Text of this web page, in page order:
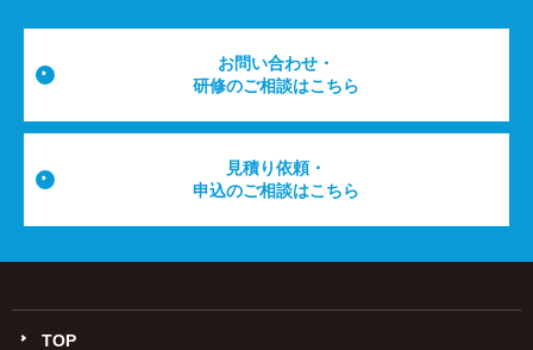
お問い合わせ・
研修のご相談はこちら
見積り依頼・
申込のご相談はこちら
TOP